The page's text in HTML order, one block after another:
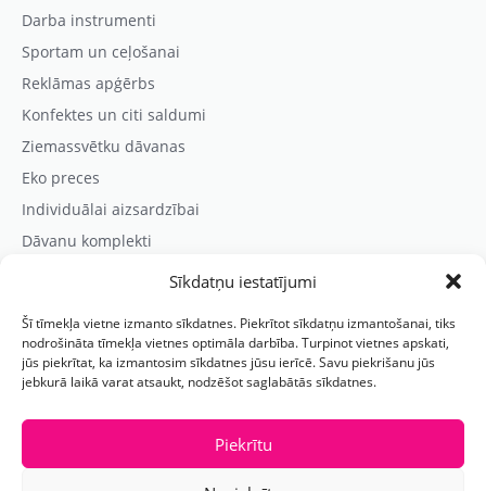
Sīkdatņu iestatījumi
Šī tīmekļa vietne izmanto sīkdatnes. Piekrītot sīkdatņu izmantošanai, tiks
nodrošināta tīmekļa vietnes optimāla darbība. Turpinot vietnes apskati,
jūs piekrītat, ka izmantosim sīkdatnes jūsu ierīcē. Savu piekrišanu jūs
jebkurā laikā varat atsaukt, nodzēšot saglabātās sīkdatnes.
Piekrītu
Darba instrumenti
Sportam un ceļošanai
Reklāmas apģērbs
Konfektes un citi saldumi
Ziemassvētku dāvanas
Eko preces
Individuālai aizsardzībai
Dāvanu komplekti
Kontaktinformācija
Prezentreklāmas aģentūra “PARIS”
Reģ.nr.: 40103625328